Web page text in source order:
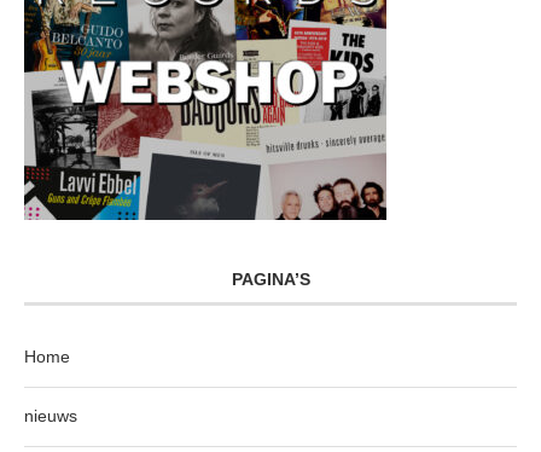
PAGINA’S
Home
nieuws